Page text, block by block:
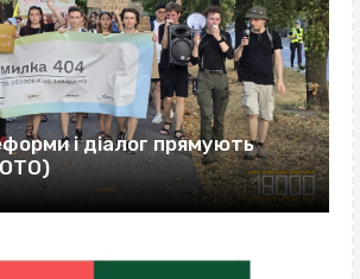
і діалог прямують